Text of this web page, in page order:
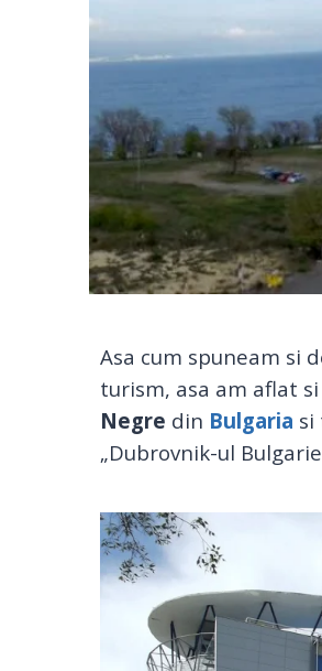
Asa cum spuneam si
turism, asa am aflat si
Negre din Bulgaria si
„Dubrovnik-ul